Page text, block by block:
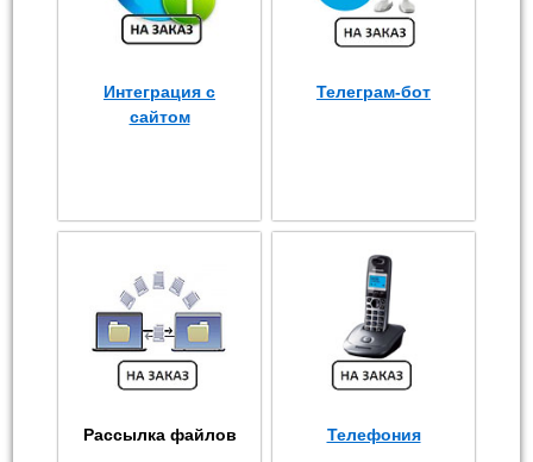
Интеграция с
сайтом
Телеграм-бот
Рассылка файлов Телефония